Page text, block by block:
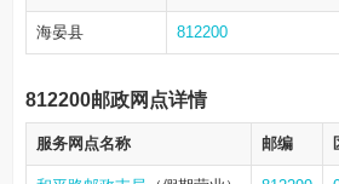
海晏县 812200
812200邮政网点详情
服务网点名称 邮编